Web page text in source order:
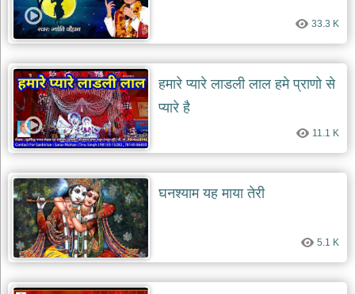
the
day
जोड़ें
add
bhajans
33.3 K
हमारे प्यारे लाडली लाल हमे प्राणो से
प्यारे है
11.1 K
घनश्याम यह माया तेरी
5.1 K